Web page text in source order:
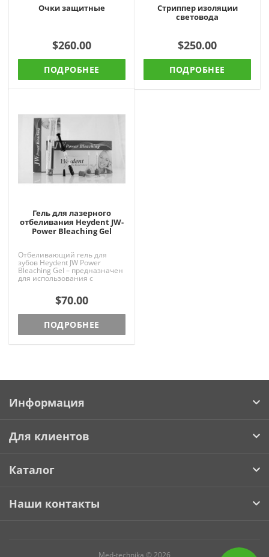
Очки защитные
$260.00
ПОДРОБНЕЕ
Стриппер изоляции
световода
$250.00
ПОДРОБНЕЕ
Гель для лазерного
отбеливания Heydent JW-
Power Bleaching Gel
Отбеливающий гель для
зубов Heydent JW Power
Bleaching Gel – предназначен
для использования с
системами, работающими на
длине волны..$70.00
ПОДРОБНЕЕ
Информация
Для клиентов
Каталог
Наши контакты
Med-technika © 2026